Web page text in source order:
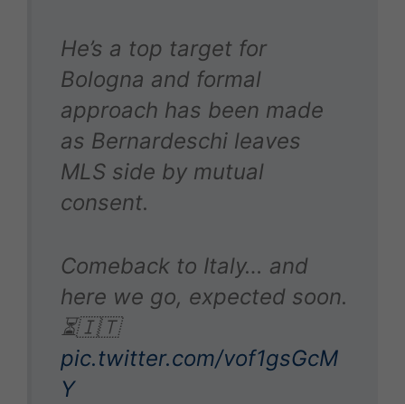
He’s a top target for
Bologna and formal
approach has been made
as Bernardeschi leaves
MLS side by mutual
consent.
Comeback to Italy… and
here we go, expected soon.
⏳🇮🇹
pic.twitter.com/vof1gsGcM
Y